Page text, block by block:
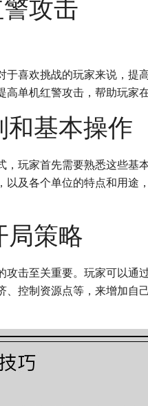
攻击
于喜欢挑战的玩家来说，提
单机红警攻击，帮助玩家
和基本操作
，玩家首先需要熟悉这些基
以及各个单位的特点和用途
局策略
攻击至关重要。玩家可以通
、控制资源点等，来增加自